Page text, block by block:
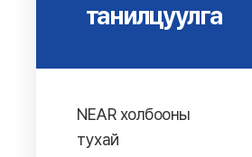
танилцуулга
NEAR холбооны
тухай